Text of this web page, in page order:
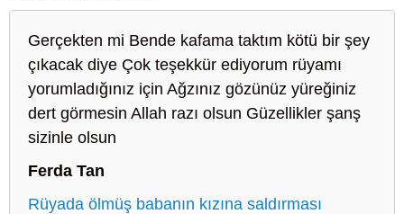
Gerçekten mi Bende kafama taktım kötü bir şey
çıkacak diye Çok teşekkür ediyorum rüyamı
yorumladığınız için Ağzınız gözünüz yüreğiniz
dert görmesin Allah razı olsun Güzellikler şanş
sizinle olsun
Ferda Tan
Rüyada ölmüş babanın kızına saldırması